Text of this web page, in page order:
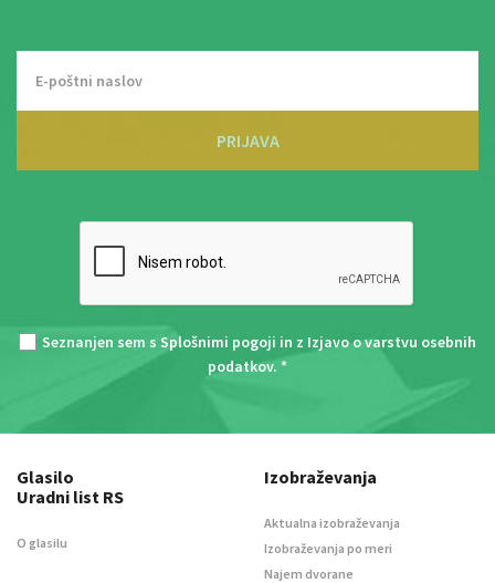
PRIJAVA
Seznanjen sem s Splošnimi pogoji in z Izjavo o varstvu osebnih
podatkov. *
Glasilo
Uradni list RS
O glasilu
Izobraževanja
Aktualna izobraževanja
Izobraževanja po meri
Najem dvorane